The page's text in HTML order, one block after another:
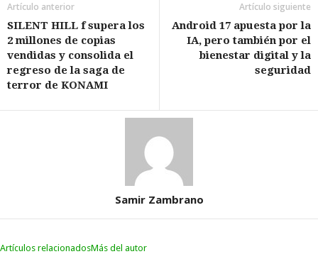
Artículo anterior
SILENT HILL f supera los
2 millones de copias
vendidas y consolida el
regreso de la saga de
terror de KONAMI
Artículo siguiente
Android 17 apuesta por la
IA, pero también por el
bienestar digital y la
seguridad
Samir Zambrano
Artículos relacionadosMás del autor